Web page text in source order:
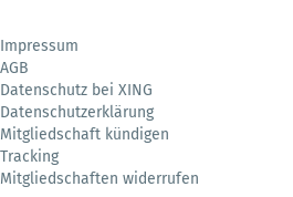
Impressum
AGB
Datenschutz bei XING
Datenschutzerklärung
Mitgliedschaft kündigen
Tracking
Mitgliedschaften widerrufen